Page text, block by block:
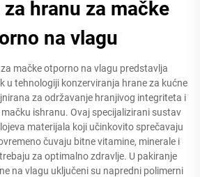
hranu za mačke
na vlagu
mačke otporno na vlagu predstavlja
u tehnologiji konzerviranja hrane za kućne
za održavanje hranjivog integriteta i
ishranu. Ovaj specijalizirani sustav
materijala koji učinkovito sprečavaju
čuvaju bitne vitamine, minerale i
za optimalno zdravlje. U pakiranje
na vlagu uključeni su napredni polimerni